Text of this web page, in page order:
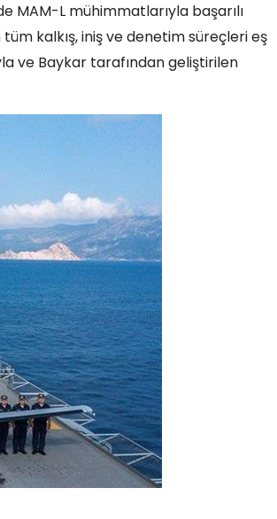
L mühimmatlarıyla başarılı
tüm kalkış, iniş ve denetim süreçleri eş
ve Baykar tarafından geliştirilen